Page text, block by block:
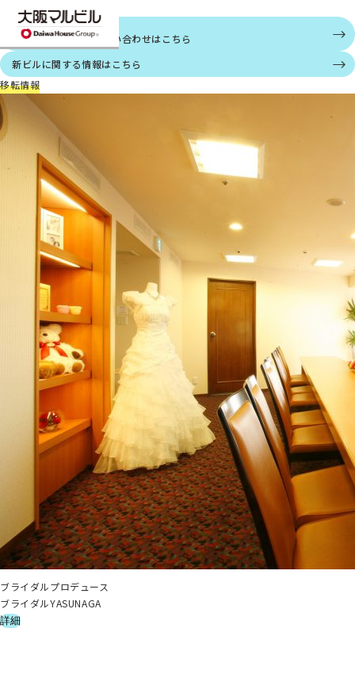
ご案内
大阪第一ホテル
個人情報に関するお問い合わせはこちら
新ビルに関する情報はこちら
移転情報
ブライダルプロデュース
ブライダルYASUNAGA
詳細